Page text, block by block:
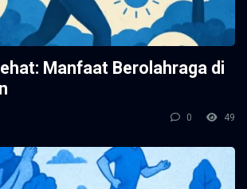
Manfaat Berolahraga di
0 49